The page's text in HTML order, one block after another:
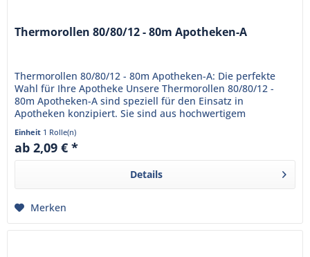
Thermorollen 80/80/12 - 80m Apotheken-A
Thermorollen 80/80/12 - 80m Apotheken-A: Die perfekte
Wahl für Ihre Apotheke Unsere Thermorollen 80/80/12 -
80m Apotheken-A sind speziell für den Einsatz in
Apotheken konzipiert. Sie sind aus hochwertigem
Thermopapier gefertigt und...
Einheit 1 Rolle(n)
ab 2,09 € *
Details
Merken